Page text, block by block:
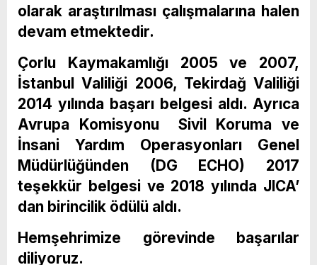
olarak araştırılması çalışmalarına halen
devam etmektedir.
Çorlu Kaymakamlığı 2005 ve 2007,
İstanbul Valiliği 2006, Tekirdağ Valiliği
2014 yılında başarı belgesi aldı. Ayrıca
Avrupa Komisyonu Sivil Koruma ve
İnsani Yardım Operasyonları Genel
Müdürlüğünden (DG ECHO) 2017
teşekkür belgesi ve 2018 yılında JICA’
dan birincilik ödülü aldı.
Hemşehrimize görevinde başarılar
diliyoruz.